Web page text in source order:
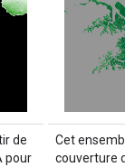
de
pour
Cet
couverture